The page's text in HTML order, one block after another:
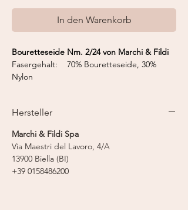
In den Warenkorb
Bouretteseide Nm. 2/24 von Marchi & Fildi
Fasergehalt: 70% Bouretteseide, 30%
Nylon
Strickmaschine: Feinstricker 12
Hersteller
Marchi & Fildi Spa
Via Maestri del Lavoro, 4/A
13900 Biella (BI)
+39 0158486200